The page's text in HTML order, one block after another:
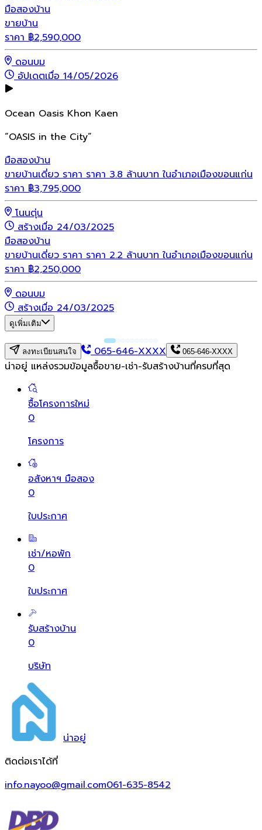
มือสองบ้าน
ขายบ้าน
ราคา ฿2,590,000
ดอนบม
อัปเดตเมื่อ 14/05/2026
Ocean Oasis Khon Kaen
“OASIS in the City”
มือสองบ้าน
ขายบ้านเดี่ยว ราคา ราคา 3.8 ล้านบาท ในอำเภอเมืองขอนแก่น
ราคา ฿3,795,000
โนนตุ่น
สร้างเมื่อ 24/03/2025
มือสองบ้าน
ขายบ้านเดี่ยว ราคา ราคา 2.2 ล้านบาท ในอำเภอเมืองขอนแก่น
ราคา ฿2,250,000
ดอนบม
สร้างเมื่อ 24/03/2025
ดูเพิ่มเติม
ลงทะเบียนสนใจ 065-646-XXXX 065-646-XXXX
น่าอยู่ แหล่งรวมข้อมูลซื้อขาย-เช่า-รับสร้างบ้านที่ครบที่สุด
ซื้อโครงการใหม่
0
โครงการ
อสังหาฯ มือสอง
0
ใบประกาศ
เช่า/หอพัก
0
ใบประกาศ
รับสร้างบ้าน
0
บริษัท
น่าอยู่
ติดต่อเราได้ที่
info.nayoo@gmail.com061-635-8542